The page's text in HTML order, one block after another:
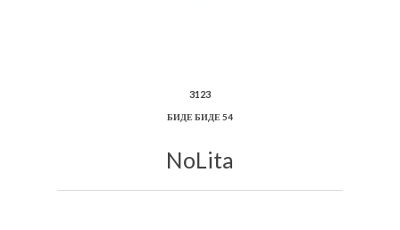
3123
БИДЕ БИДЕ 54
NoLita